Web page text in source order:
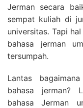
Jerman secara
sempat kuliah di
universitas. Tapi
bahasa jerman
tersumpah.
Lantas
bahasa jerman?
bahasa Jerman